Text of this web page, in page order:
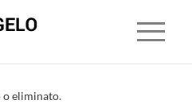
o eliminato.